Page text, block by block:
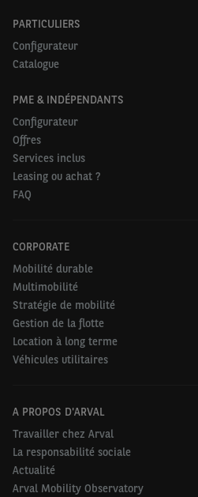
PARTICULIERS
Configurateur
Catalogue
PME & INDÉPENDANTS
Configurateur
Offres
Services inclus
Leasing ou achat ?
FAQ
CORPORATE
Mobilité durable
Multimobilité
Stratégie de mobilité
Gestion de la flotte
Location à long terme
Véhicules utilitaires
A PROPOS D'ARVAL
Travailler chez Arval
La responsabilité sociale
Actualité
Arval Mobility Observatory